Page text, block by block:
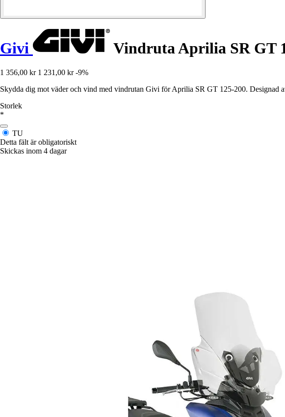
Givi Vindruta Aprilia SR GT
1 356,00 kr 1 231,00 kr -9%
Skydda dig mot väder och vind med vindrutan Givi för Aprilia SR GT 125-200. Designad
Storlek
*
TU
Detta fält är obligatoriskt
Skickas inom 4 dagar